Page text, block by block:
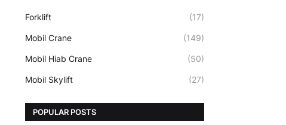
Forklift (17)
Mobil Crane (149)
Mobil Hiab Crane (50)
Mobil Skylift (27)
POPULAR POSTS